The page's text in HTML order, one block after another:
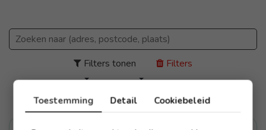
Filters tonen Filters
Toestemming Detail Cookiebeleid